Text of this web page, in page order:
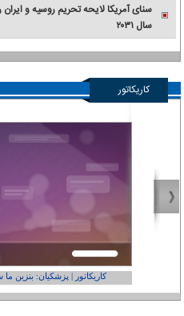
سنای آمریکا لایحه تحریم روسیه و
سال ۲۰۳۱
کاریکاتور
کاریکاتور | پزشکیان: بنزین